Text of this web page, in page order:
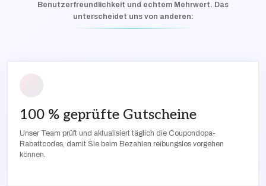
Benutzerfreundlichkeit und echtem Mehrwert. Das
unterscheidet uns von anderen:
100 % geprüfte Gutscheine
Unser Team prüft und aktualisiert täglich die Coupondopa-
Rabattcodes, damit Sie beim Bezahlen reibungslos vorgehen
können.